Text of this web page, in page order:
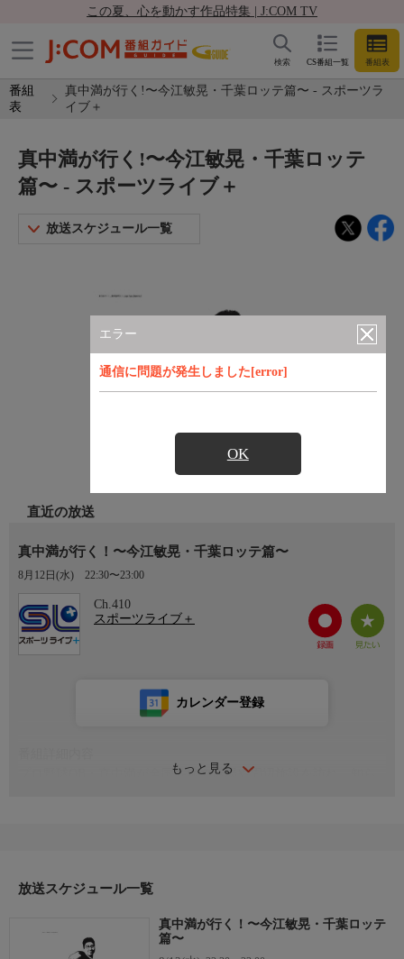
この夏、心を動かす作品特集 | J:COM TV
CS番組一覧 番組表
検索
番組
表
真中満が行く!〜今江敏晃・千葉ロッテ篇〜 - スポーツラ
イブ＋
エラー
通信に問題が発生しました[error]
OK
真中満が行く!〜今江敏晃・千葉ロッテ
篇〜 - スポーツライブ＋
放送スケジュール一覧
直近の放送
真中満が行く！〜今江敏晃・千葉ロッテ篇〜
8月12日(水) 22:30〜23:00
Ch.410
スポーツライブ＋
もっと見る
カレンダー登録
プロ野球OB・真中満が全国各地の球場や周辺施設を訪れ、知ら
放送スケジュール一覧
真中満が行く！〜今江敏晃・千葉ロッテ
篇〜